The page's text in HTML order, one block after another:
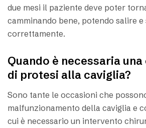
due mesi il paziente deve poter
camminando bene, potendo salire e
correttamente.
Quando è necessaria
di protesi alla caviglia?
Sono tante le occasioni che
malfunzionamento della caviglia e
cui è necessario un intervento